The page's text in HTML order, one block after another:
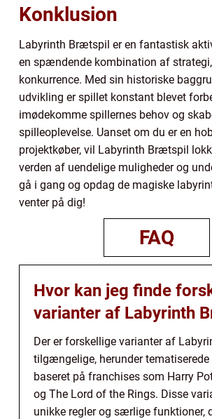
Konklusion
Labyrinth Brætspil er en fantastisk
en spændende kombination af
konkurrence. Med sin historiske
udvikling er spillet konstant blevet
imødekomme spillernes behov og
spilleoplevelse. Uanset om du er en
projektkøber, vil Labyrinth Brætspil
verden af uendelige muligheder og
gå i gang og opdag de magiske
venter på dig!
FAQ
Hvor kan jeg finde
varianter af Labyrinth
Der er forskellige varianter af
tilgængelige, herunder tematiserede
baseret på franchises som Harry
og The Lord of the Rings. Disse
unikke regler og særlige funktioner,